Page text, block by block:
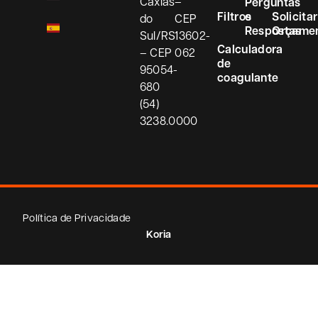
do
Sul/RS
– CEP
95054-
680
(54)
3238.0000
CEP
13602-
062
Filtros
Calculadora
de
coagulante
e
Respostas
Solicitar
Política de Privacidade
Koria